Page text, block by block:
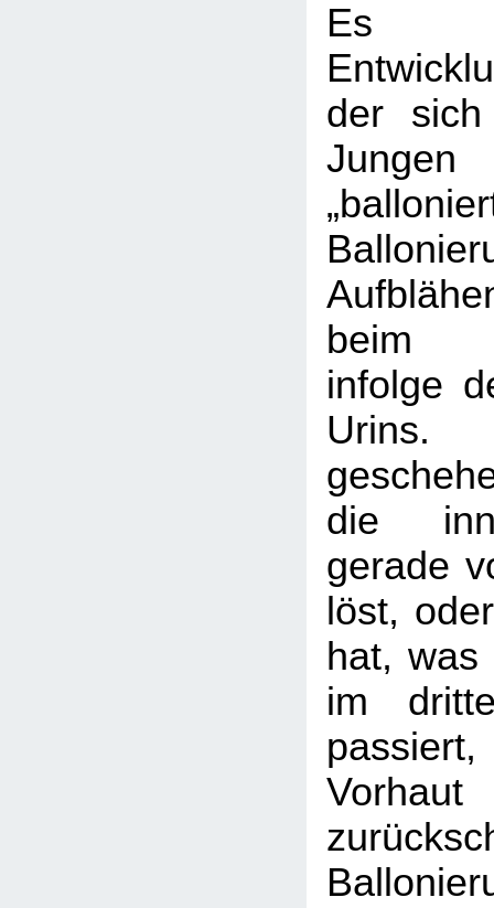
Es
der
beim
infolge
Urins.
die
gerade
löst,
hat, was
im